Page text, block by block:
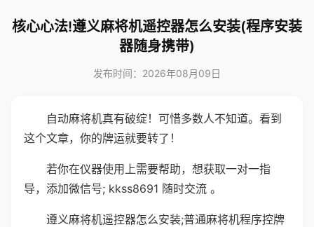
核心心法!遵义麻将机遥控器怎么安装(程序安装
器随身携带)
发布时间：2026年08月09日
自动麻将机真有破绽！可惜多数人不知道。看到
这个文章，你的牌运就要转了！
若你在仪器使用上需要帮助，想获取一对一指
导，添加微信号; kkss8691 随时交流 。
遵义麻将机遥控器怎么安装;普通麻将机程序控牌